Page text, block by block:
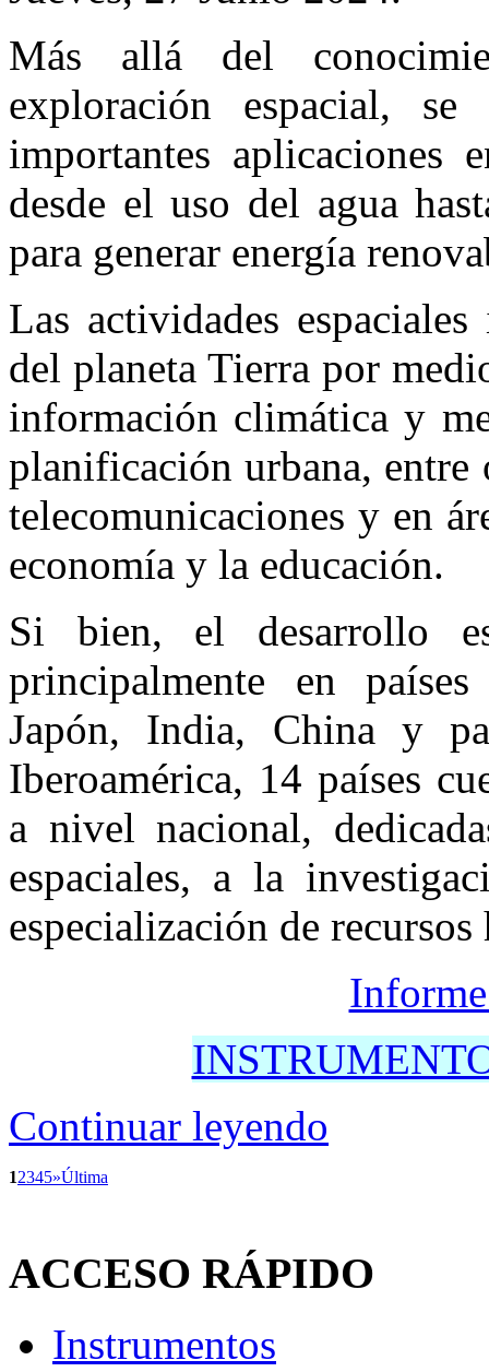
Más allá del
exploración espacial,
importantes aplicaciones
desde el uso del agua
para generar energía
Las actividades
del planeta Tierra por
información climática y
planificación urbana, entre
telecomunicaciones y en
economía y la educación.
Si bien, el desarrollo
principalmente en
Japón, India, China y
Iberoamérica, 14 países
a nivel nacional,
espaciales, a la
especialización de recursos
Continuar leyendo
12345»Última
ACCESO RÁPIDO
Instrumentos